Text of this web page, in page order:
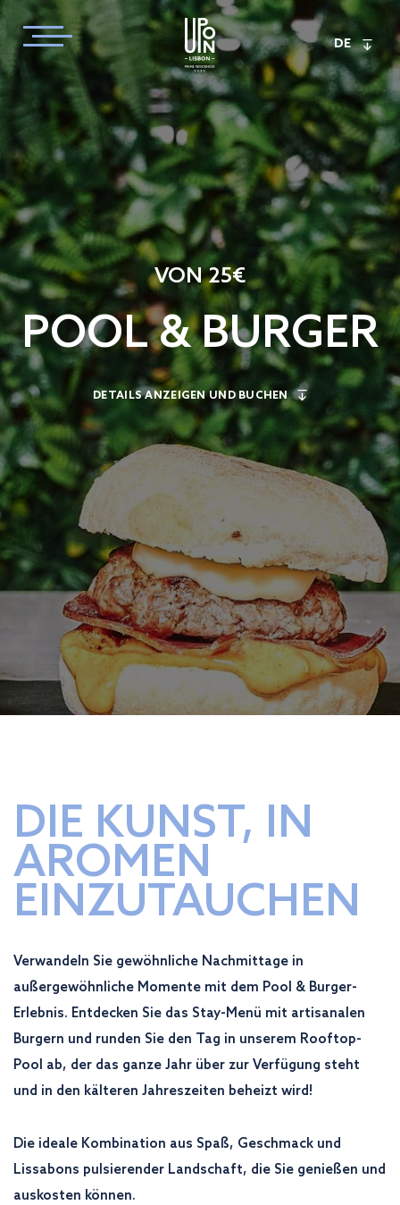
DE
VON 25€
POOL & BURGER
DETAILS ANZEIGEN UND BUCHEN
DIE KUNST, IN
AROMEN
EINZUTAUCHEN
Verwandeln Sie gewöhnliche Nachmittage in
außergewöhnliche Momente mit dem Pool & Burger-
Erlebnis. Entdecken Sie das Stay-Menü mit artisanalen
Burgern und runden Sie den Tag in unserem Rooftop-
Pool ab, der das ganze Jahr über zur Verfügung steht
und in den kälteren Jahreszeiten beheizt wird!
Die ideale Kombination aus Spaß, Geschmack und
Lissabons pulsierender Landschaft, die Sie genießen und
auskosten können.